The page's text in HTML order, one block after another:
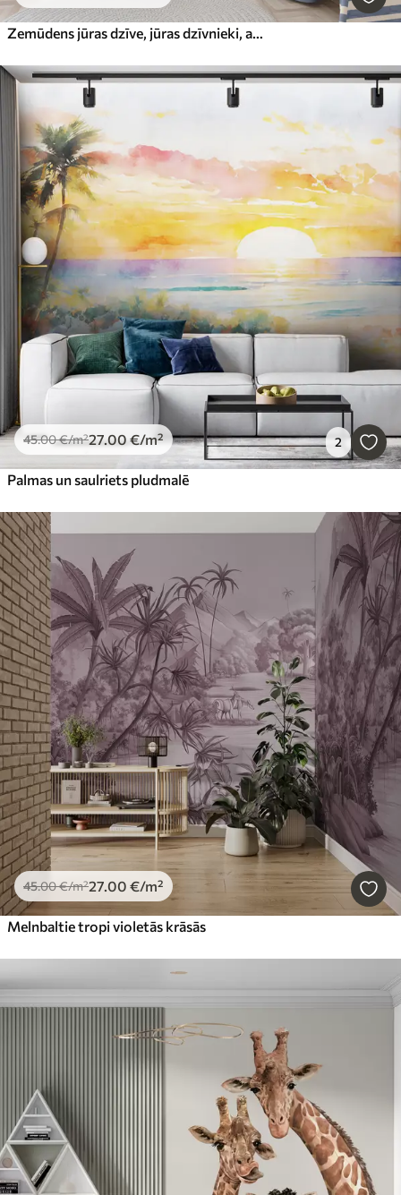
Zemūdens jūras dzīve, jūras dzīvnieki, akvarelis, koraļļi, delfīns, astoņkājis
45.00€/m²27.00 €/m² 2
Palmas un saulriets pludmalē
45.00€/m²27.00 €/m²
Melnbaltie tropi violetās krāsās